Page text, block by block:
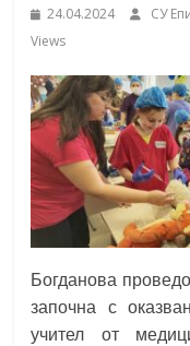
under
School,
Burgas
Средно
училище
"Епископ
Константин
Преславски"
Бургас
24.04.2024 СУ
Views
Богданова
започна с
учител от